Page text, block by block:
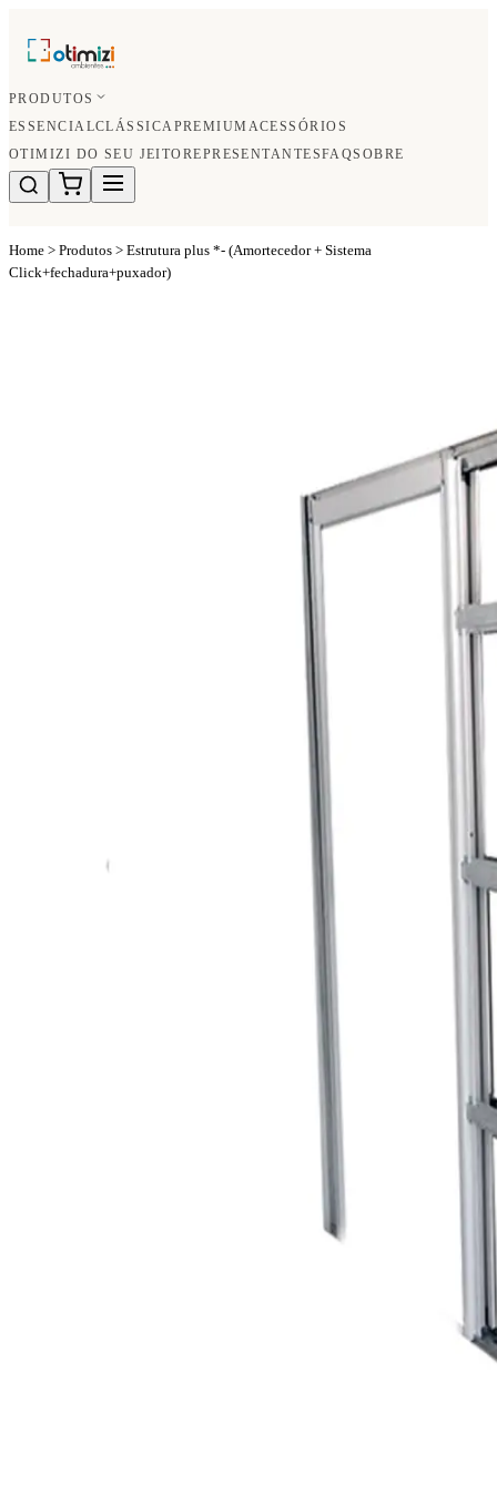
PRODUTOS
ESSENCIALCLÁSSICAPREMIUM ACESSÓRIOS
OTIMIZI DO SEU JEITOREPRESENTANTESFAQSOBRE
Home > Produtos > Estrutura plus *- (Amortecedor + Sistema
Click+fechadura+puxador)